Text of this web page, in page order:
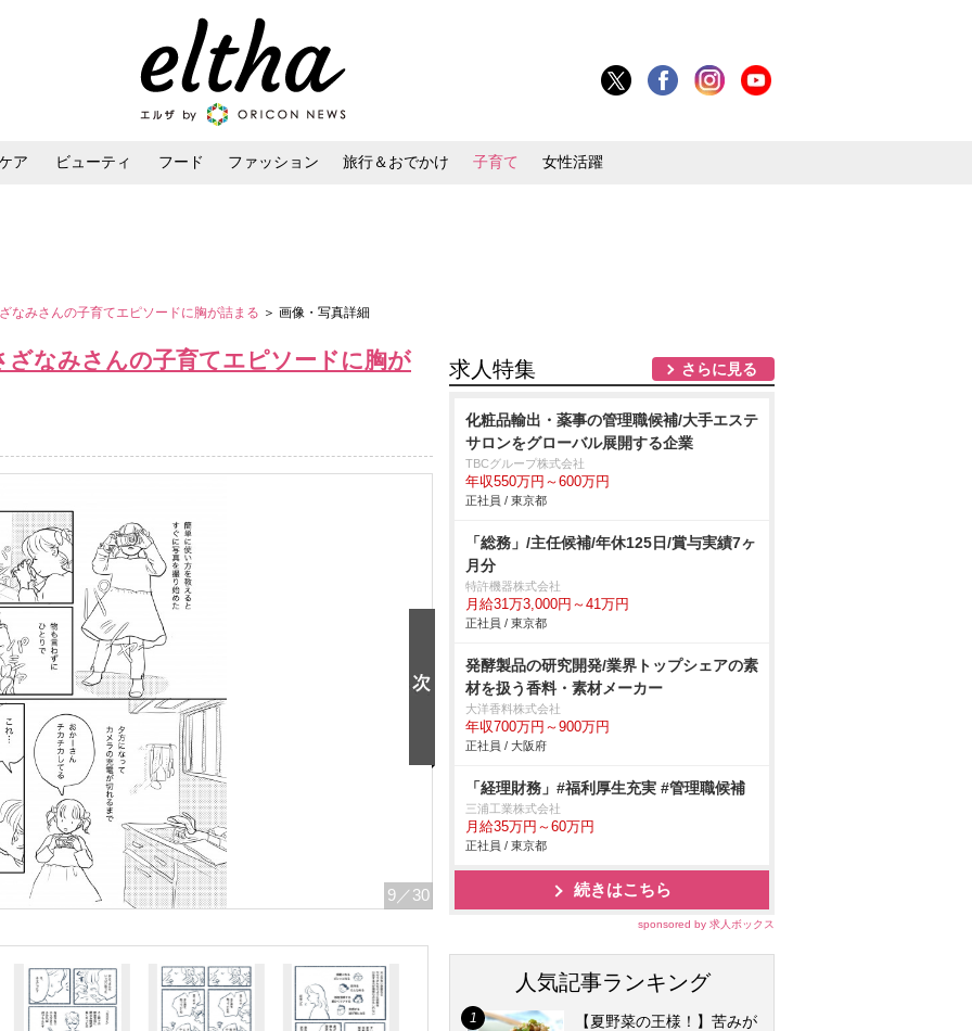
ア ビューティ フード ファッション 旅行＆おでかけ 子育て 女性活躍
なみさんの子育てエピソードに胸が詰まる ＞ 画像・写真詳細
ざなみさんの子育てエピソードに胸が
9 ／30
求人特集 さらに見る
化粧品輸出・薬事の管理職候補/大手エステ
サロンをグローバル展開する企業
TBCグループ株式会社
年収550万円～600万円
正社員 / 東京都
「総務」/主任候補/年休125日/賞与実績7ヶ
月分
特許機器株式会社
月給31万3,000円～41万円
正社員 / 東京都
発酵製品の研究開発/業界トップシェアの素
材を扱う香料・素材メーカー
大洋香料株式会社
年収700万円～900万円
正社員 / 大阪府
「経理財務」#福利厚生充実 #管理職候補
三浦工業株式会社
月給35万円～60万円
正社員 / 東京都
続きはこちら
sponsored by 求人ボックス
人気記事ランキング
【夏野菜の王様！】苦みが